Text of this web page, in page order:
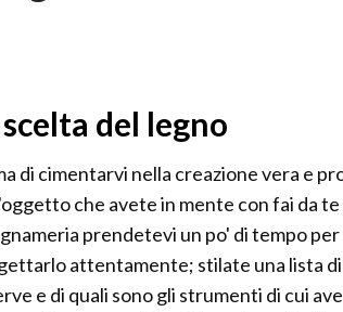
del legno
di cimentarvi nella creazione vera e
che avete in mente con fai da te
prendetevi un po' di tempo per
attentamente; stilate una lista di
e di quali sono gli strumenti di cui